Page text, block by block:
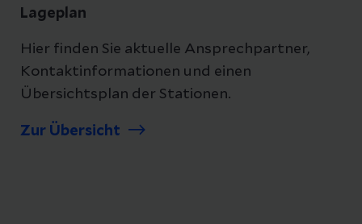
Lageplan
Hier finden Sie aktuelle Ansprechpartner,
Kontaktinformationen und einen
Übersichtsplan der Stationen.
Zur Übersicht